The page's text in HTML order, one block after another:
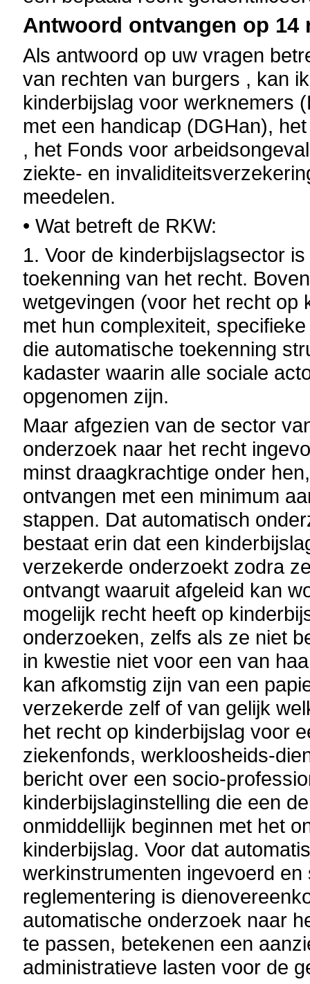
Antwoord ontvangen op 14
Als antwoord op uw vragen
van rechten van burgers , kan
kinderbijslag voor werknemers
met een handicap (DGHan),
, het Fonds voor
ziekte- en
meedelen.
• Wat betreft de RKW:
1. Voor de kinderbijslagsector
toekenning van het recht.
wetgevingen (voor het recht op
met hun complexiteit,
die automatische toekenning
kadaster waarin alle sociale
opgenomen zijn.
Maar afgezien van de sector
onderzoek naar het recht
minst draagkrachtige onder
ontvangen met een minimum
stappen. Dat automatisch
bestaat erin dat een
verzekerde onderzoekt zodra
ontvangt waaruit afgeleid kan
mogelijk recht heeft op
onderzoeken, zelfs als ze niet
in kwestie niet voor een van
kan afkomstig zijn van een
verzekerde zelf of van gelijk
het recht op kinderbijslag voor
ziekenfonds, werkloosheids-
bericht over een socio-
kinderbijslaginstelling die een
onmiddellijk beginnen met het
kinderbijslag. Voor dat
werkinstrumenten ingevoerd
reglementering is
automatische onderzoek naar
te passen, betekenen een
administratieve lasten voor de